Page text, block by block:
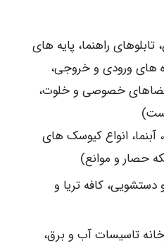
تابلوهای راهنما، پایه های
های ورودی و خروجی،
خصوصی و خلوت،
آبنما، انواع کیوسک های
حصار و موانع)
کافه تریا و
تاسیسات آب و برق،